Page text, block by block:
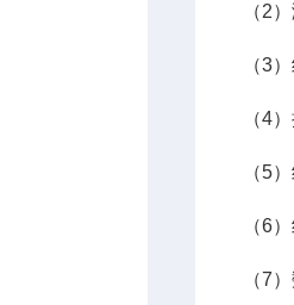
（2
（3
（4
（5
（6
（7